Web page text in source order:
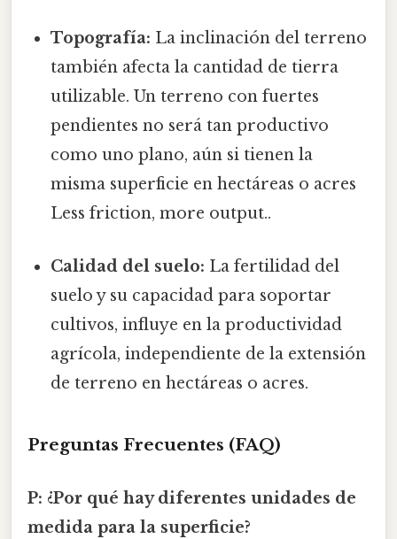
Topografía: La inclinación del terreno
también afecta la cantidad de tierra
utilizable. Un terreno con fuertes
pendientes no será tan productivo
como uno plano, aún si tienen la
misma superficie en hectáreas o acres
Less friction, more output..
Calidad del suelo: La fertilidad del
suelo y su capacidad para soportar
cultivos, influye en la productividad
agrícola, independiente de la extensión
de terreno en hectáreas o acres.
Preguntas Frecuentes (FAQ)
P: ¿Por qué hay diferentes unidades de
medida para la superficie?